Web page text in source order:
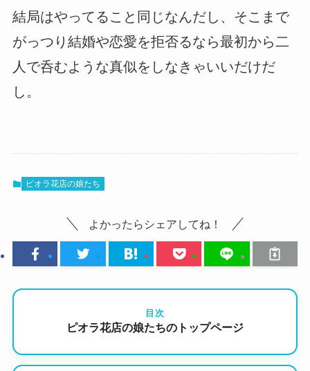
結局はやってること同じなんだし、そこまで
がっつり結婚や恋愛を拒否るなら最初から二
人で呑むような真似をしなきゃいいだけだ
し。
ピオラ花店の娘たち
よかったらシェアしてね！
目次
ピオラ花店の娘たちのトップページ